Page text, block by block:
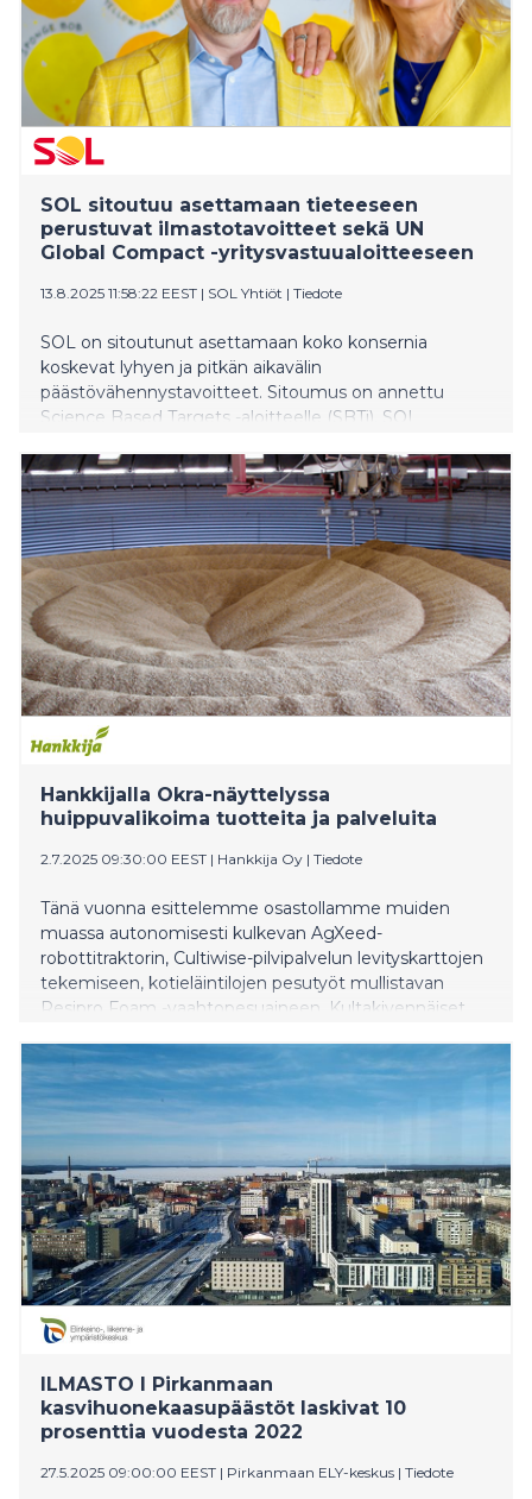
SOL sitoutuu asettamaan tieteeseen
perustuvat ilmastotavoitteet sekä UN
Global Compact -yritysvastuualoitteeseen
13.8.2025 11:58:22 EEST | SOL Yhtiöt | Tiedote
SOL on sitoutunut asettamaan koko konsernia
koskevat lyhyen ja pitkän aikavälin
päästövähennystavoitteet. Sitoumus on annettu
Science Based Targets -aloitteelle (SBTi). SOL
liittymällä YK:n yritysvastuualoite UN Global
Compactiin.
Hankkijalla Okra-näyttelyssa
huippuvalikoima tuotteita ja palveluita
2.7.2025 09:30:00 EEST | Hankkija Oy | Tiedote
Tänä vuonna esittelemme osastollamme muiden
muassa autonomisesti kulkevan AgXeed-
robottitraktorin, Cultiwise-pilvipalvelun levityskarttojen
tekemiseen, kotieläintilojen pesutyöt mullistavan
Resipro Foam -vaahtopesuaineen, Kultakivennäiset
virikemateriaalin sioille, SiiloLinkki-älysensorit siilojen
rehumäärän seurannan helpottamiseen ja Antti-
Teollisuuden kuivaavan siilon.
ILMASTO I Pirkanmaan
kasvihuonekaasupäästöt laskivat 10
prosenttia vuodesta 2022
27.5.2025 09:00:00 EEST | Pirkanmaan ELY-keskus | Tiedote